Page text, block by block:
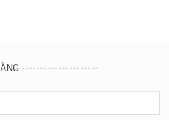
---------------------